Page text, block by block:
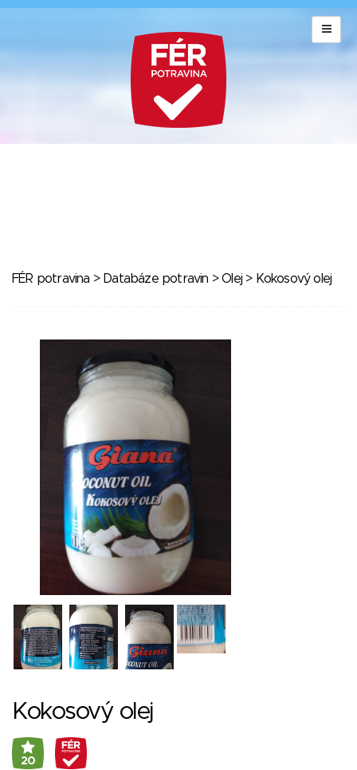
FÉR potravina > Databáze potravin >Olej > Kokosový olej
Kokosový olej
20